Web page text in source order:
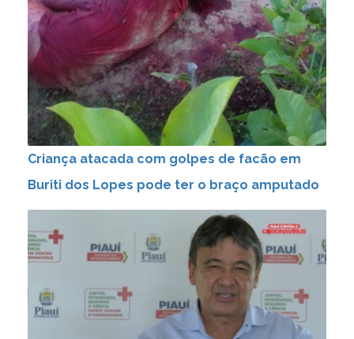
Criança atacada com golpes de facão em
Buriti dos Lopes pode ter o braço amputado